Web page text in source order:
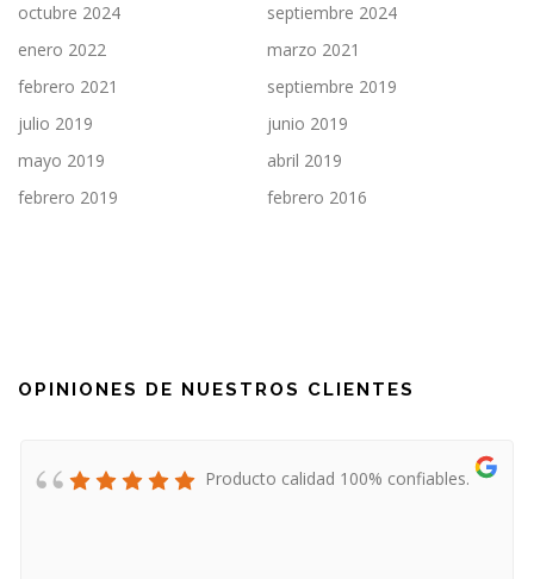
octubre 2024
septiembre 2024
enero 2022
marzo 2021
febrero 2021
septiembre 2019
julio 2019
junio 2019
mayo 2019
abril 2019
febrero 2019
febrero 2016
OPINIONES DE NUESTROS CLIENTES
Producto calidad 100% confiables.